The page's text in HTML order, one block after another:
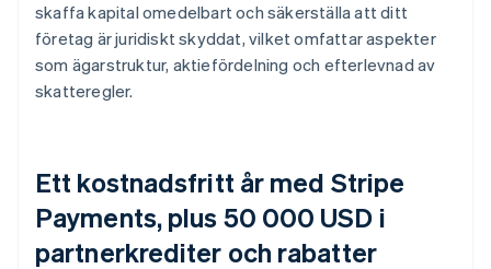
skaffa kapital omedelbart och säkerställa att ditt
företag är juridiskt skyddat, vilket omfattar aspekter
som ägarstruktur, aktiefördelning och efterlevnad av
skatteregler.
Ett kostnadsfritt år med Stripe
Payments, plus 50 000 USD i
partnerkrediter och rabatter